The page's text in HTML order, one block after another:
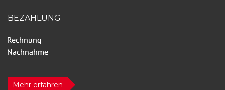
BEZAHLUNG
Mehr erfahren